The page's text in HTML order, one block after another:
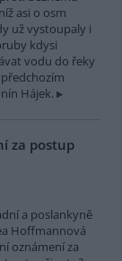
asi o osm
už vystoupaly i
kdysi
vodu do řeky
Hájek.
za postup
a poslankyně
Hoffmannová
oznámení za